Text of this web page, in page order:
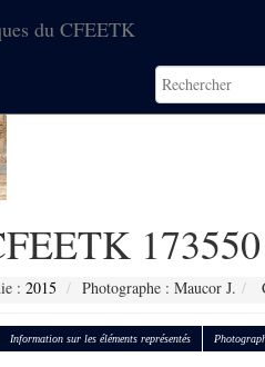
du CFEETK
173550
: 2015 Photographe : Maucor J.
Information sur les éléments représentés